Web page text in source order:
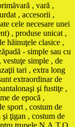
, vară ,
, accesorii ,
cele necesare unei
, produse unicat ,
hăinuţele clasice ,
- simple sau cu
simple , de
tari , extra long
extraordinar de
şi fustiţe ,
de epocă ,
sport , costum de
şi ţigan , costum de
trupele N.A.T.O.